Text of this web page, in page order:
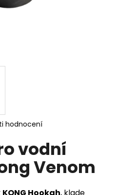
hodnocení
vodní
Venom